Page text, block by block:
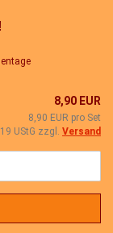
8,90 EUR
8,90 EUR pro Set
UStG zzgl. Versand